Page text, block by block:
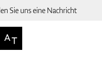
Sie uns eine Nachricht